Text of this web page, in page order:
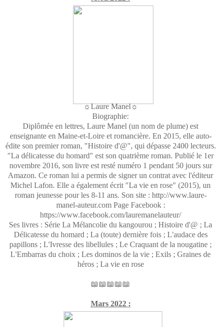
☼Laure Manel☼
Biographie:
Diplômée en lettres, Laure Manel (un nom de plume) est
enseignante en Maine-et-Loire et romancière. En 2015, elle auto-
édite son premier roman, "Histoire d'@", qui dépasse 2400 lecteurs.
"La délicatesse du homard" est son quatrième roman. Publié le 1er
novembre 2016, son livre est resté numéro 1 pendant 50 jours sur
Amazon. Ce roman lui a permis de signer un contrat avec l'éditeur
Michel Lafon. Elle a également écrit "La vie en rose" (2015), un
roman jeunesse pour les 8-11 ans. Son site : http://www.laure-
manel-auteur.com Page Facebook :
https://www.facebook.com/lauremanelauteur/
Ses livres : Série La Mélancolie du kangourou ; Histoire d'@ ; La
Délicatesse du homard ; La (toute) dernière fois ; L'audace des
papillons ; L'Ivresse des libellules ; Le Craquant de la nougatine ;
L'Embarras du choix ; Les dominos de la vie ; Exils ; Graines de
héros ; La vie en rose
📖📖📖📖📖
Mars 2022 :